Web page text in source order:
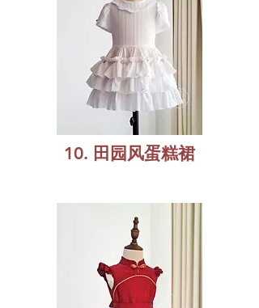
10. 田园风蛋糕裙